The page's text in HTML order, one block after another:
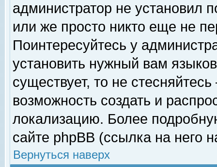
администратор не установил
или же просто никто еще не
Поинтересуйтесь у
установить нужный вам
существует, то не
возможность создать и
локализацию. Более
сайте phpBB (ссылка на него
Вернуться наверх